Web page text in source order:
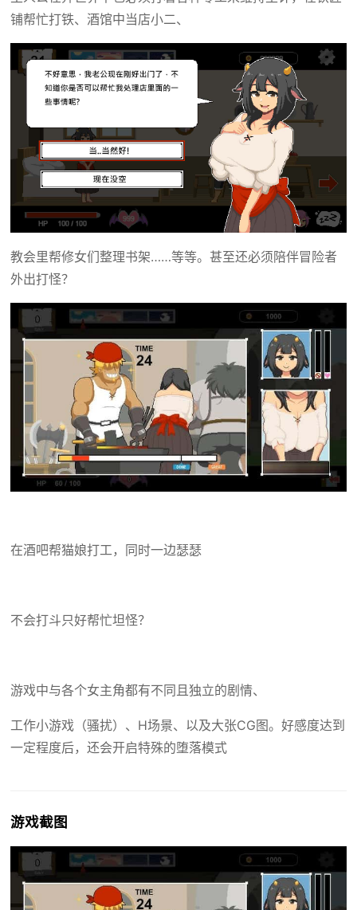
铺帮忙打铁、酒馆中当店小二、
教会里帮修女们整理书架……等等。甚至还必须陪伴冒险者
外出打怪？
在酒吧帮猫娘打工，同时一边瑟瑟
不会打斗只好帮忙坦怪？
游戏中与各个女主角都有不同且独立的剧情、
工作小游戏（骚扰）、H场景、以及大张CG图。好感度达到
一定程度后，还会开启特殊的堕落模式
游戏截图